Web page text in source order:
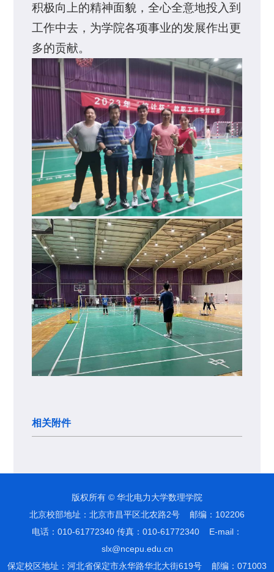
积极向上的精神面貌，全心全意地投入到
工作中去，为学院各项事业的发展作出更
多的贡献。
相关附件
版权所有 © 华北电力大学数理学院
北京校部地址：北京市昌平区北农路2号 邮编：102206
电话：010-61772340 传真：010-61772340 E-mail：
slx@ncepu.edu.cn
保定校区地址：河北省保定市永华路华北大街619号 邮编：071003